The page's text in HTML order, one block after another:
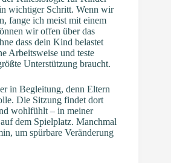
wichtiger Schritt. Wenn wir
fange ich meist mit einem
wir offen über das
dass dein Kind belastet
Arbeitsweise und teste
Unterstützung braucht.
in Begleitung, denn Eltern
Die Sitzung findet dort
wohlfühlt – in meiner
dem Spielplatz. Manchmal
um spürbare Veränderung